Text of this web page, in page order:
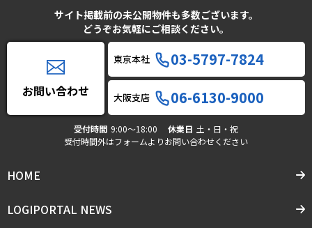
サイト掲載前の未公開物件も多数ございます。
どうぞお気軽にご相談ください。
お問い合わせ
東京本社 03-5797-7824
大阪支店 06-6130-9000
受付時間 9:00〜18:00 休業日 土・日・祝
受付時間外はフォームよりお問い合わせください
HOME
LOGIPORTAL NEWS